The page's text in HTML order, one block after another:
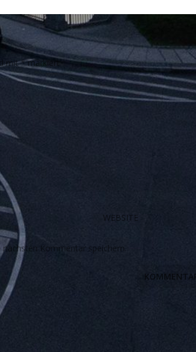
mit*markiert
Kommentar speichern.